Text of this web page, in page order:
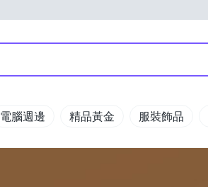
電腦週邊 精品黃金 服裝飾品